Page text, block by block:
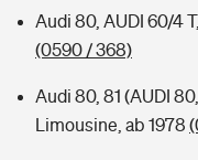
Audi 80, AUDI 60/4
(0590 / 368)
Audi 80, 81 (AUDI
Limousine, ab 1978